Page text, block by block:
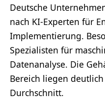
Deutsche
nach KI-Experten für
Implementierung.
Spezialisten für
Datenanalyse. Die
Bereich liegen
Durchschnitt.